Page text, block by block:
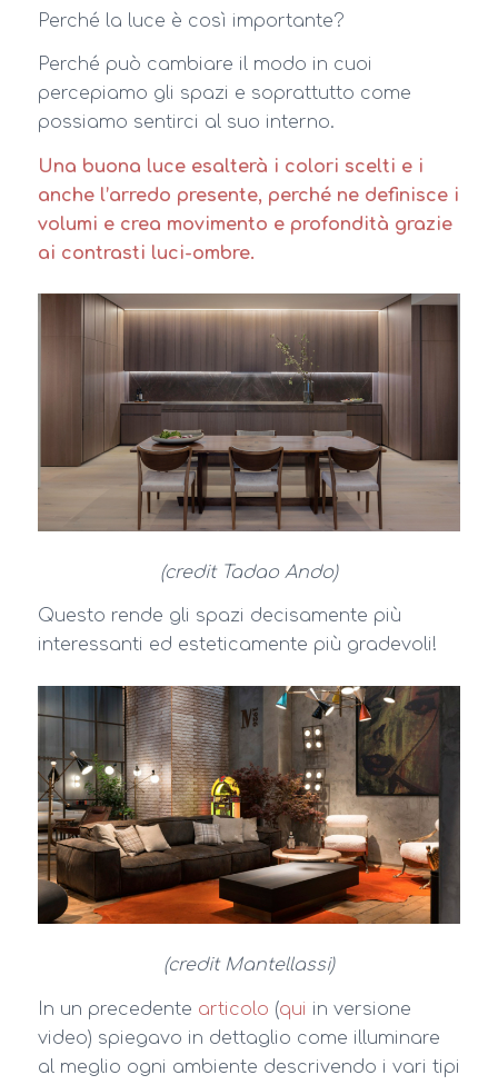
Perché la luce è così importante?
Perché può cambiare il modo in cuoi
percepiamo gli spazi e soprattutto come
possiamo sentirci al suo interno.
Una buona luce esalterà i colori scelti e i
anche l’arredo presente, perché ne definisce i
volumi e crea movimento e profondità grazie
ai contrasti luci-ombre.
(credit Tadao Ando)
Questo rende gli spazi decisamente più
interessanti ed esteticamente più gradevoli!
(credit Mantellassi)
In un precedente articolo (qui in versione
video) spiegavo in dettaglio come illuminare
al meglio ogni ambiente descrivendo i vari tipi